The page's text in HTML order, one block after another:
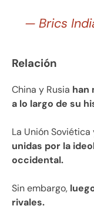
— Brics
Relación
China y Rusia han
a lo largo de su
La Unión
unidas por la
occidental.
Sin embargo,
rivales.